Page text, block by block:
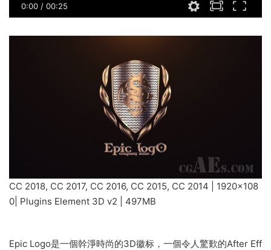
0:00 / 00:25
CC 2018, CC 2017, CC 2016, CC 2015, CC 2014 | 1920×108
0| Plugins Element 3D v2 | 497MB
Epic Logo是一個幹淨時尚的3D徽标，一個令人驚歎的After Eff